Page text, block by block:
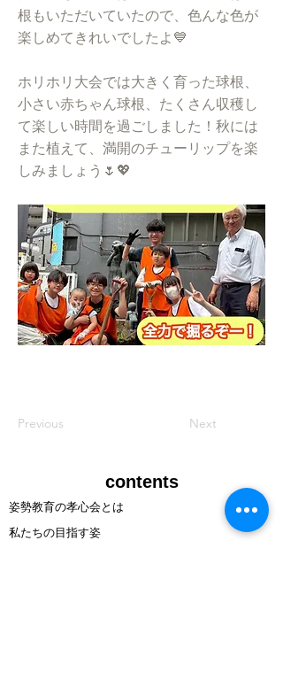
根もいただいていたので、色んな色が
楽しめてきれいでしたよ💙
ホリホリ大会では大きく育った球根、
小さい赤ちゃん球根、たくさん収穫し
て楽しい時間を過ごしました！秋には
また植えて、満開のチューリップを楽
しみましょう🌷💖
Previous Next
​contents
姿勢教育の孝心会とは
​私たちの目指す姿